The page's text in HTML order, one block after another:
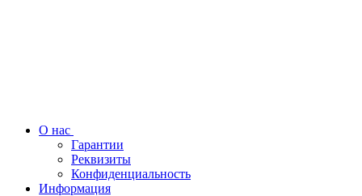
О нас
Гарантии
Реквизиты
Конфиденциальность
Информация